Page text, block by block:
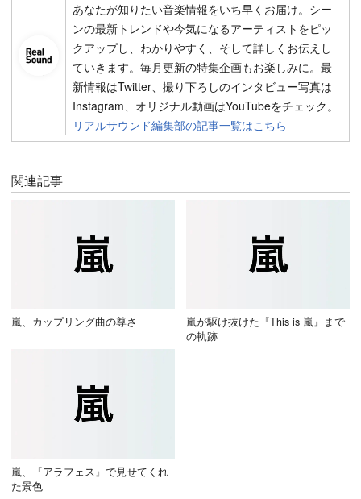
あなたが知りたい音楽情報をいち早くお届け。シー
ンの最新トレンドや今気になるアーティストをピッ
クアップし、わかりやすく、そして詳しくお伝えし
ていきます。毎月更新の特集企画もお楽しみに。最
新情報はTwitter、撮り下ろしのインタビュー写真は
Instagram、オリジナル動画はYouTubeをチェック。
リアルサウンド編集部の記事一覧はこちら
関連記事
嵐、カップリング曲の尊さ
嵐が駆け抜けた『This is 嵐』まで
の軌跡
嵐、『アラフェス』で見せてくれ
た景色